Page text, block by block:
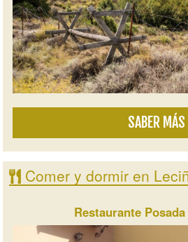
SABER MÁS
Comer y dormir en
Restaurante